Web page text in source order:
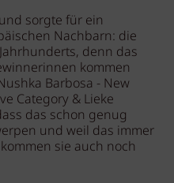
sorgte für ein
Nachbarn: die
denn das
kommen
Barbosa - New
Category & Lieke
das schon genug
und weil das immer
sie auch noch